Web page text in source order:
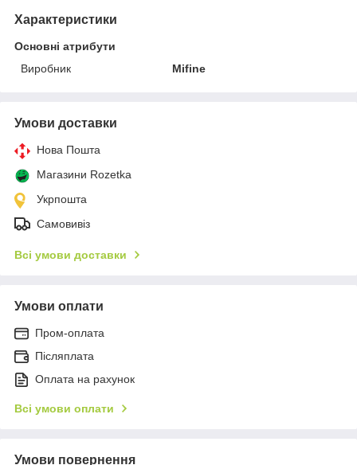
Характеристики
Основні атрибути
Виробник
Mifine
Умови доставки
Нова Пошта
Магазини Rozetka
Укрпошта
Самовивіз
Всі умови доставки
Умови оплати
Пром-оплата
Післяплата
Оплата на рахунок
Всі умови оплати
Умови повернення